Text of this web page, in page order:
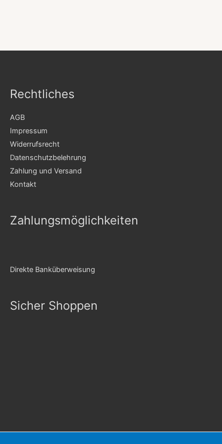
Rechtliches
AGB
Impressum
Widerrufsrecht
Datenschutzbelehrung
Zahlung und Versand
Kontakt
Zahlungsmöglichkeiten
Direkte Banküberweisung
Sicher Shoppen